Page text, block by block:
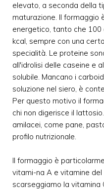
elevato, a seconda della
maturazione. Il formaggio
energetico, tanto che
kcal, sempre con una
specialità. Le proteine
all'idrolisi delle caseine e
solubile. Mancano i
soluzione nel siero, è
Per questo motivo il
chi non digerisce il
amilacei, come pane,
profilo nutrizionale.
Il formaggio è
vitami-na A e vitamine
scarseggiamo la vitamina